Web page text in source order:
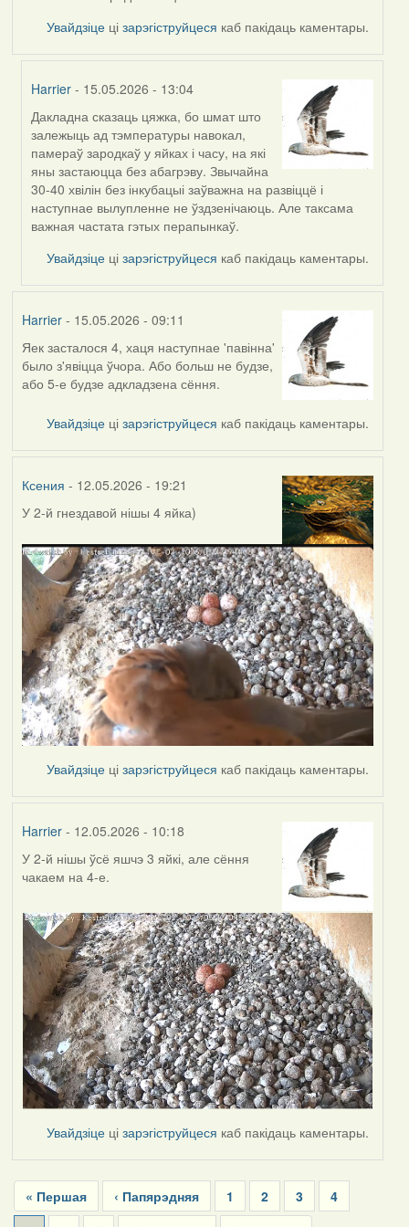
Увайдзіце цізарэгіструйцеся каб пакідаць каментары.
Harrier - 15.05.2026 - 13:04
In
reply
to
by
Burry
Дакладна сказаць цяжка, бо шмат што
залежыць ад тэмпературы навокал,
памераў зародкаў у яйках і часу, на які
яны застаюцца без абагрэву. Звычайна
30-40 хвілін без інкубацыі заўважна на развіццё і
наступнае вылупленне не ўздзенічаюць. Але таксама
важная частата гэтых перапынкаў.
Увайдзіце цізарэгіструйцеся каб пакідаць каментары.
Harrier- 15.05.2026 - 09:11
Яек засталося 4, хаця наступнае 'павінна'
было з'явіцца ўчора. Або больш не будзе,
або 5-е будзе адкладзена сёння.
Увайдзіце цізарэгіструйцеся каб пакідаць каментары.
Ксения - 12.05.2026 - 19:21
У 2-й гнездавой нішы 4 яйка)
Увайдзіце цізарэгіструйцеся каб пакідаць каментары.
Harrier- 12.05.2026 - 10:18
У 2-й нішы ўсё яшчэ 3 яйкі, але сёння
чакаем на 4-е.
Увайдзіце цізарэгіструйцеся каб пакідаць каментары.
Pagination
First
page
« Першая
Previous
page
‹ Папярэдняя Page
1 Page
2 Page
3 Page
4